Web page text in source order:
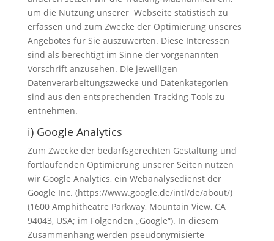
um die Nutzung unserer Webseite statistisch zu
erfassen und zum Zwecke der Optimierung unseres
Angebotes für Sie auszuwerten. Diese Interessen
sind als berechtigt im Sinne der vorgenannten
Vorschrift anzusehen. Die jeweiligen
Datenverarbeitungszwecke und Datenkategorien
sind aus den entsprechenden Tracking-Tools zu
entnehmen.
i) Google Analytics
Zum Zwecke der bedarfsgerechten Gestaltung und
fortlaufenden Optimierung unserer Seiten nutzen
wir Google Analytics, ein Webanalysedienst der
Google Inc. (https://www.google.de/intl/de/about/)
(1600 Amphitheatre Parkway, Mountain View, CA
94043, USA; im Folgenden „Google“). In diesem
Zusammenhang werden pseudonymisierte